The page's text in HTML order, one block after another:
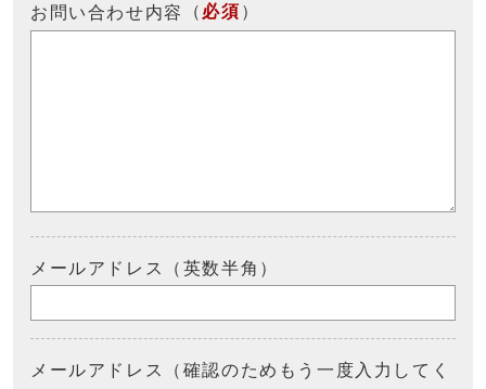
お問い合わせ内容 （ 必須 ）
メールアドレス（英数半角）
メールアドレス（確認のためもう一度入力してく